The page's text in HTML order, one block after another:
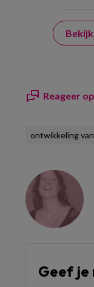
Reageer
ontwikkeling
Geef je